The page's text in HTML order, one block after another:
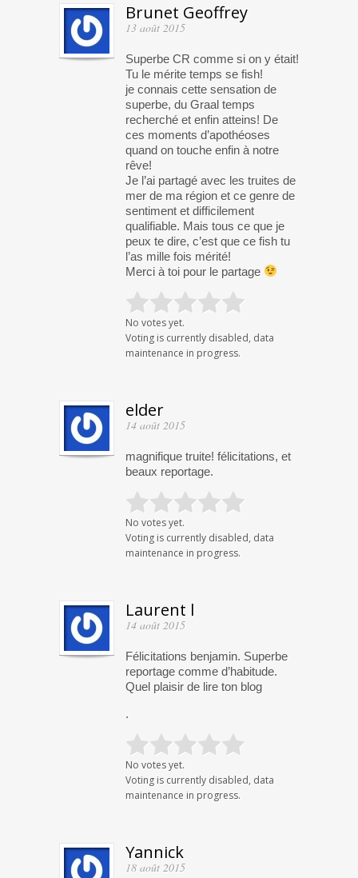
Brunet Geoffrey
13 août 2015
Superbe CR comme si on y était!
Tu le mérite temps se fish!
je connais cette sensation de
superbe, du Graal temps
recherché et enfin atteins! De
ces moments d’apothéoses
quand on touche enfin à notre
rêve!
Je l’ai partagé avec les truites de
mer de ma région et ce genre de
sentiment et difficilement
qualifiable. Mais tous ce que je
peux te dire, c’est que ce fish tu
l’as mille fois mérité!
Merci à toi pour le partage
No votes yet.
Voting is currently disabled, data
maintenance in progress.
elder
14 août 2015
magnifique truite! félicitations, et
beaux reportage.
No votes yet.
Voting is currently disabled, data
maintenance in progress.
Laurent l
14 août 2015
Félicitations benjamin. Superbe
reportage comme d’habitude.
Quel plaisir de lire ton blog
.
No votes yet.
Voting is currently disabled, data
maintenance in progress.
Yannick
18 août 2015